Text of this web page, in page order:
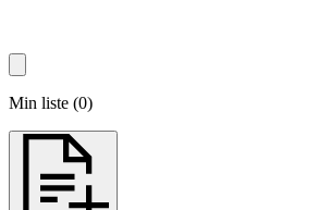
Min liste (0)